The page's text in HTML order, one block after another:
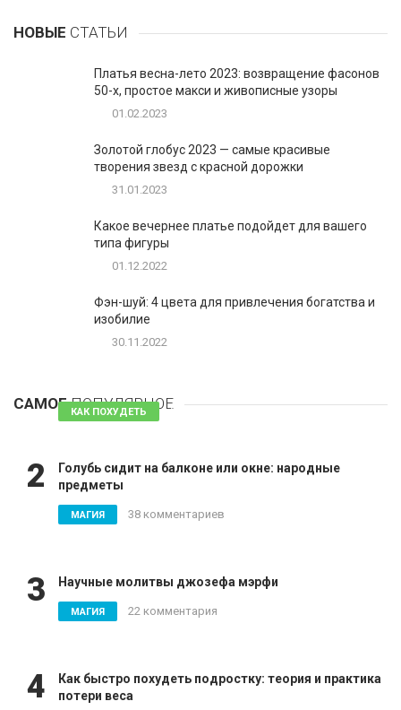
НОВЫЕ СТАТЬИ
Платья весна-лето 2023: возвращение фасонов
50-х, простое макси и живописные узоры
01.02.2023
Золотой глобус 2023 — самые красивые
творения звезд с красной дорожки
31.01.2023
Какое вечернее платье подойдет для вашего
типа фигуры
01.12.2022
Фэн-шуй: 4 цвета для привлечения богатства и
изобилие
30.11.2022
САМОЕПОПУЛЯРНОЕ
КАК ПОХУДЕТЬ 81 комментарий
2
Голубь сидит на балконе или окне: народные
предметы
МАГИЯ 38 комментариев
3 Научные молитвы джозефа мэрфи
МАГИЯ 22 комментария
4
Как быстро похудеть подростку: теория и практика
потери веса